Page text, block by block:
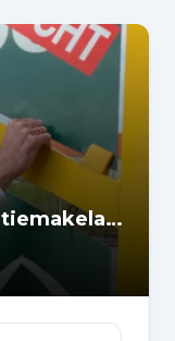
MVS Janssen Garantiemakelaars